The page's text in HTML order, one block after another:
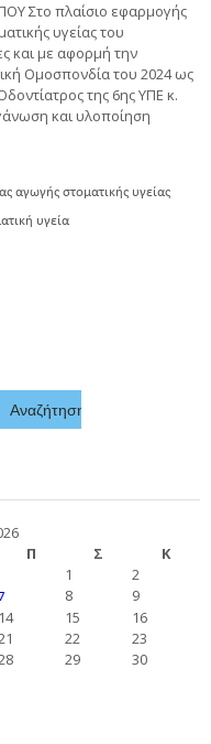
Στο πλαίσιο εφαρμογής
υγείας του
και με αφορμή την
Ομοσπονδία του 2024 ως
της 6ης ΥΠΕ κ.
και υλοποίηση
αγωγής στοματικής υγείας
υγεία
Π Σ
Κ
1
2
8
9
14 15
16
22
23
29
30